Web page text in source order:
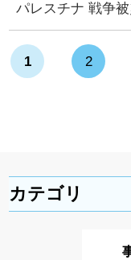
パレスチナ 戦争
1 2
カテゴリ